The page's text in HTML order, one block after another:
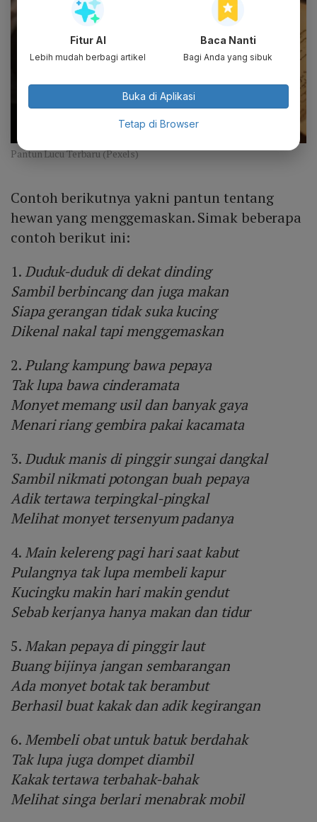
Pantun Lucu Terbaru (Pexels)
Contoh berikutnya yakni pantun tentang
hewan yang menggemaskan. Simak beberapa
contoh berikut ini:
1. Duduk-duduk di dekat dinding
Sambil berbincang dan juga makan
Siapa gerangan tidak suka kucing
Dikenal nakal tapi menggemaskan
2. Pulang kampung bawa pepaya
Tak lupa bawa cinderamata
Monyet memang usil dan banyak gaya
Menari riang gembira pakai kacamata
3. Duduk manis di pinggir sungai dangkal
Sambil nikmati potongan buah pepaya
Adik tertawa terpingkal-pingkal
Melihat monyet tersenyum padanya
4. Main kelereng pagi hari saat kabut
Pulangnya tak lupa membeli kapur
Kucingku makin hari makin gendut
Sebab kerjanya hanya makan dan tidur
5. Makan pepaya di pinggir laut
Buang bijinya jangan sembarangan
Ada monyet botak tak berambut
Berhasil buat kakak dan adik kegirangan
6. Membeli obat untuk batuk berdahak
Tak lupa juga dompet diambil
Kakak tertawa terbahak-bahak
Melihat singa berlari menabrak mobil
Fitur AI
Lebih mudah berbagi artikel
Baca Nanti
Bagi Anda yang sibuk
Buka di Aplikasi
Tetap di Browser